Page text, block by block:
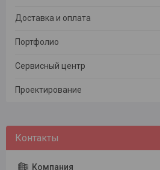
Доставка и оплата
Портфолио
Сервисный центр
Проектирование